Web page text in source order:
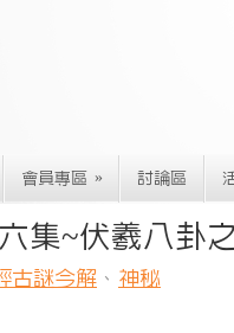
會員專區 » 討論區
集~伏羲八卦
古謎今解 、 神秘